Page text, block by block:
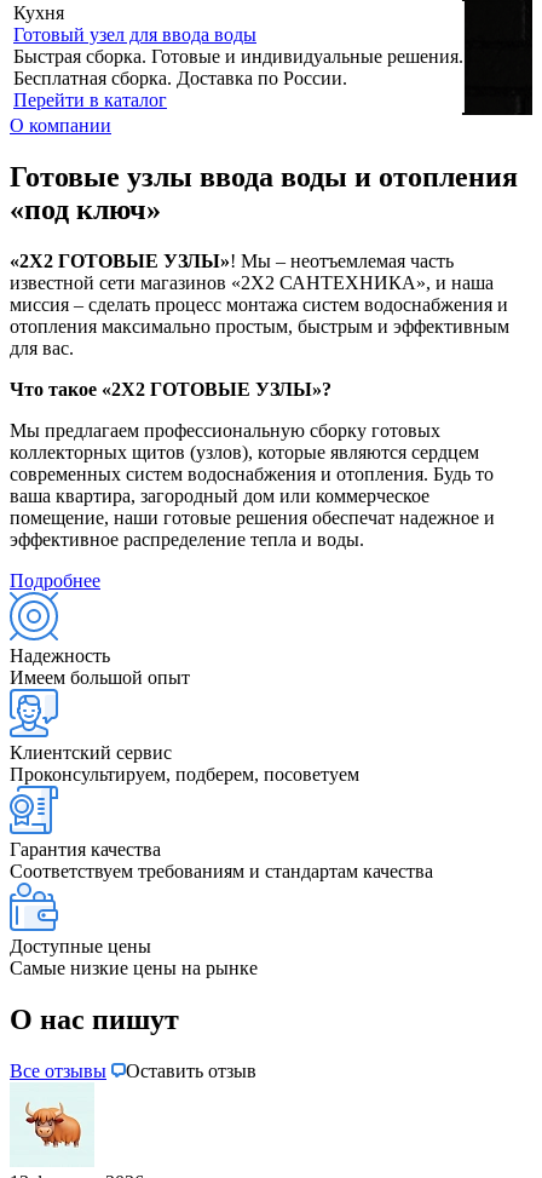
Кухня
Готовый узел для ввода воды
Быстрая сборка. Готовые и индивидуальные решения.
Бесплатная сборка. Доставка по России.
Перейти в каталог
О компании
Готовые узлы ввода воды и отопления
«под ключ»
«2X2 ГОТОВЫЕ УЗЛЫ»! Мы – неотъемлемая часть
известной сети магазинов «2X2 САНТЕХНИКА», и наша
миссия – сделать процесс монтажа систем водоснабжения и
отопления максимально простым, быстрым и эффективным
для вас.
Что такое «2X2 ГОТОВЫЕ УЗЛЫ»?
Мы предлагаем профессиональную сборку готовых
коллекторных щитов (узлов), которые являются сердцем
современных систем водоснабжения и отопления. Будь то
ваша квартира, загородный дом или коммерческое
помещение, наши готовые решения обеспечат надежное и
эффективное распределение тепла и воды.
Подробнее
Надежность
Имеем большой опыт
Клиентский сервис
Проконсультируем, подберем, посоветуем
Гарантия качества
Соответствуем требованиям и стандартам качества
Доступные цены
Самые низкие цены на рынке
О нас пишут
Все отзывы Оставить отзыв